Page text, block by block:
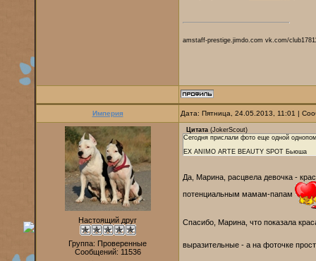
amstaff-prestige.jimdo.com vk.com/
Империя Дата: Пятница, 24.05.2013, 11:01 |
Настоящий друг
Группа: Проверенные
Сообщений: 11536
Цитата (JokerScout)
Сегодня прислали фото еще одной
EX ANIMO ARTE BEAUTY SPOT Бьюша
Да, Марина, расцвела девочка -
потенциальным мамам-папам
Спасибо, Марина, что показала
выразительные - а на фоточке